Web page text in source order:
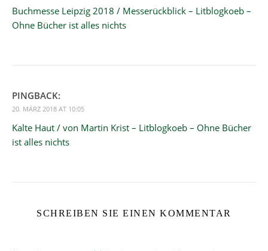
Buchmesse Leipzig 2018 / Messerückblick – Litblogkoeb –
Ohne Bücher ist alles nichts
PINGBACK:
20. MÄRZ 2018 AT 10:05
Kalte Haut / von Martin Krist – Litblogkoeb – Ohne Bücher
ist alles nichts
SCHREIBEN SIE EINEN KOMMENTAR